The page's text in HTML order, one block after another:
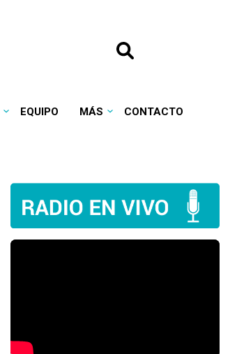
EQUIPO MÁS CONTACTO